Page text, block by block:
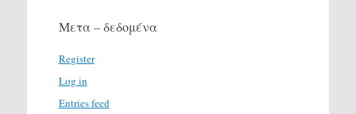
Μετα – δεδομένα
Register
Log in
Entries feed